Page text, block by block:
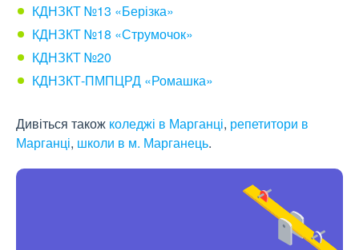
КДНЗКТ №13 «Берізка»
КДНЗКТ №18 «Струмочок»
КДНЗКТ №20
КДНЗКТ-ПМПЦРД «Ромашка»
Дивіться також коледжі в Марганці, репетитори в
Марганці, школи в м. Марганець.